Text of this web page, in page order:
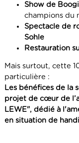
Show de
champions du
Spectacle de
Sohle
Restauration
Mais surtout, cette
particulière :
Les bénéfices de la
projet de cœur de
LEWE", dédié à
en situation de